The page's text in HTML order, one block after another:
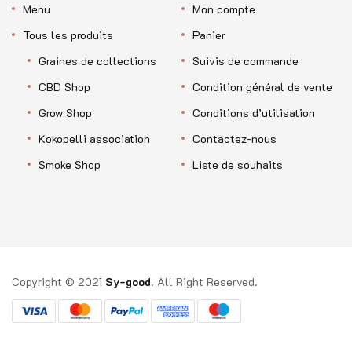
Menu
Tous les produits
Graines de collections
CBD Shop
Grow Shop
Kokopelli association
Smoke Shop
Mon compte
Panier
Suivis de commande
Condition général de vente
Conditions d’utilisation
Contactez-nous
Liste de souhaits
Copyright © 2021 Sy-good. All Right Reserved.